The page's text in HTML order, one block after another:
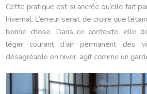
Cette pratique est si ancrée qu’elle fait
hivernal. L’erreur serait de croire que
bonne chose. Dans ce contexte, elle
léger courant d’air permanent des
désagréable en hiver, agit comme un